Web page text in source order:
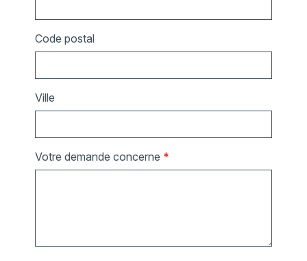
Code postal
Ville
Votre demande concerne *